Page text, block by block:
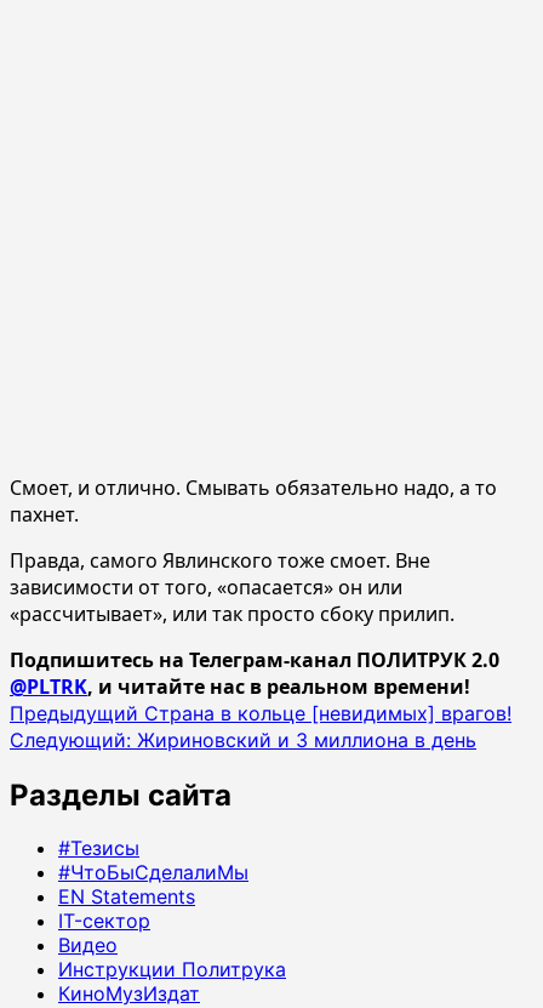
Смоет, и отлично. Смывать обязательно надо, а то
пахнет.
Правда, самого Явлинского тоже смоет. Вне
зависимости от того, «опасается» он или
«рассчитывает», или так просто сбоку прилип.
Подпишитесь на Телеграм-канал ПОЛИТРУК 2.0
@PLTRK, и читайте нас в реальном времени!
Навигация
записи
Предыдущий Страна в кольце [невидимых] врагов!
Следующий: Жириновский и 3 миллиона в день
Разделы сайта
#Тезисы
#ЧтоБыСделалиМы
EN Statements
IT-сектор
Видео
Инструкции Политрука
КиноМузИздат